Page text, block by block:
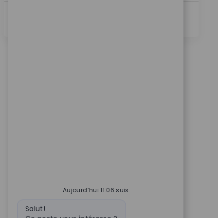
Aujourd’hui 11:06 suis
Message du bot
Salut!